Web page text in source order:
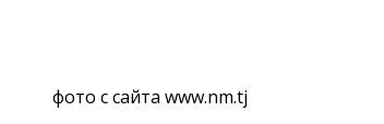
фото с сайта www.nm.tj